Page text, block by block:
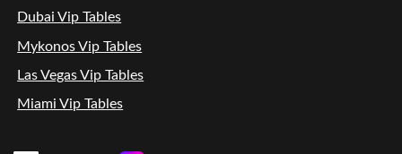
Dubai Vip Tables
Mykonos Vip Tables
Las Vegas Vip Tables
Miami Vip Tables